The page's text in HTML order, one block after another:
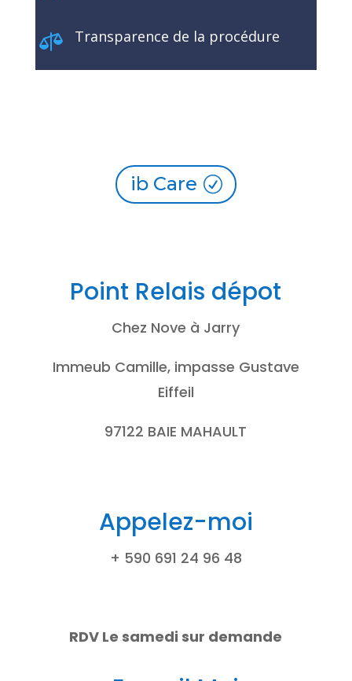
 Transparence de la procédure
ib Care
Point Relais dépot
Chez Nove à Jarry
Immeub Camille, impasse Gustave
Eiffeil
97122 BAIE MAHAULT
Appelez-moi
+ 590 691 24 96 48
RDV Le samedi sur demande